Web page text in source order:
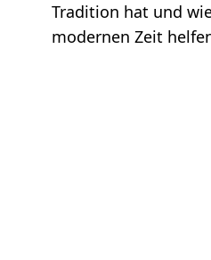
Tradition hat und
modernen Zeit